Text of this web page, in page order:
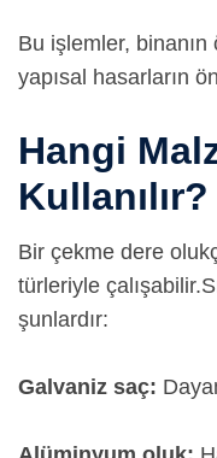
Bu işlemler, binanın
yapısal hasarların
Hangi
Kullanılır?
Bir çekme dere
türleriyle çalışabilir.
şunlardır:
Galvaniz saç: